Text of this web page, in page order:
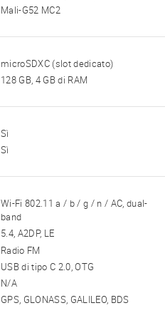
Mali-G52 MC2
microSDXC (slot dedicato)
128 GB, 4 GB di RAM
Sì
Sì
Wi-Fi 802.11 a / b / g / n / AC, dual-
band
5.4, A2DP, LE
Radio FM
USB di tipo C 2.0, OTG
N/A
GPS, GLONASS, GALILEO, BDS